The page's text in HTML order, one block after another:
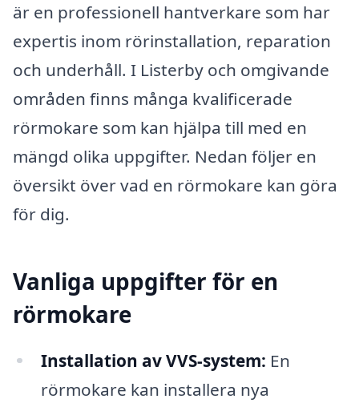
är en professionell hantverkare som har
expertis inom rörinstallation, reparation
och underhåll. I Listerby och omgivande
områden finns många kvalificerade
rörmokare som kan hjälpa till med en
mängd olika uppgifter. Nedan följer en
översikt över vad en rörmokare kan göra
för dig.
Vanliga uppgifter för en
rörmokare
Installation av VVS-system: En
rörmokare kan installera nya